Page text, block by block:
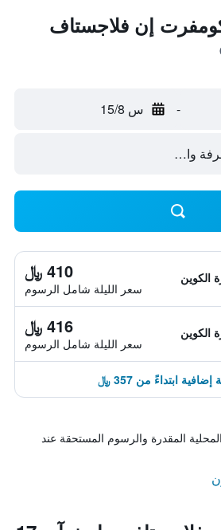
إن فلاجستاف
- س 15/8
410 ﷼
سعر الليلة شامل الرسوم
416 ﷼
سعر الليلة شامل الرسوم
المقدرة والرسوم المستحقة عند